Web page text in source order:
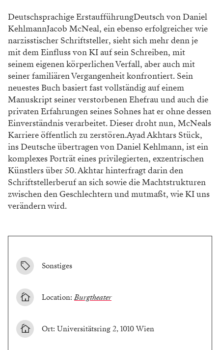
Deutschsprachige ErstaufführungDeutsch von Daniel
KehlmannJacob McNeal, ein ebenso erfolgreicher wie
narzisstischer Schriftsteller, sieht sich mehr denn je
mit dem Einfluss von KI auf sein Schreiben, mit
seinem eigenen körperlichen Verfall, aber auch mit
seiner familiären Vergangenheit konfrontiert. Sein
neuestes Buch basiert fast vollständig auf einem
Manuskript seiner verstorbenen Ehefrau und auch die
privaten Erfahrungen seines Sohnes hat er ohne dessen
Einverständnis verarbeitet. Dieser droht nun, McNeals
Karriere öffentlich zu zerstören.Ayad Akhtars Stück,
ins Deutsche übertragen von Daniel Kehlmann, ist ein
komplexes Porträt eines privilegierten, exzentrischen
Künstlers über 50. Akhtar hinterfragt darin den
Schriftstellerberuf an sich sowie die Machtstrukturen
zwischen den Geschlechtern und mutmaßt, wie KI uns
verändern wird.
Sonstiges
Location:Burgtheater
Ort: Universitätsring 2, 1010 Wien